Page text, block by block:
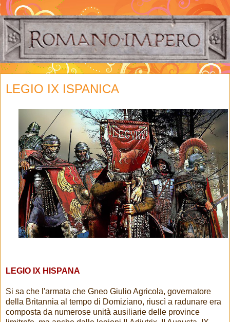
LEGIO IX ISPANICA
LEGIO IX HISPANA
Si sa che l'armata che Gneo Giulio Agricola, governatore
della Britannia al tempo di Domiziano, riuscì a radunare era
composta da numerose unità ausiliarie delle province